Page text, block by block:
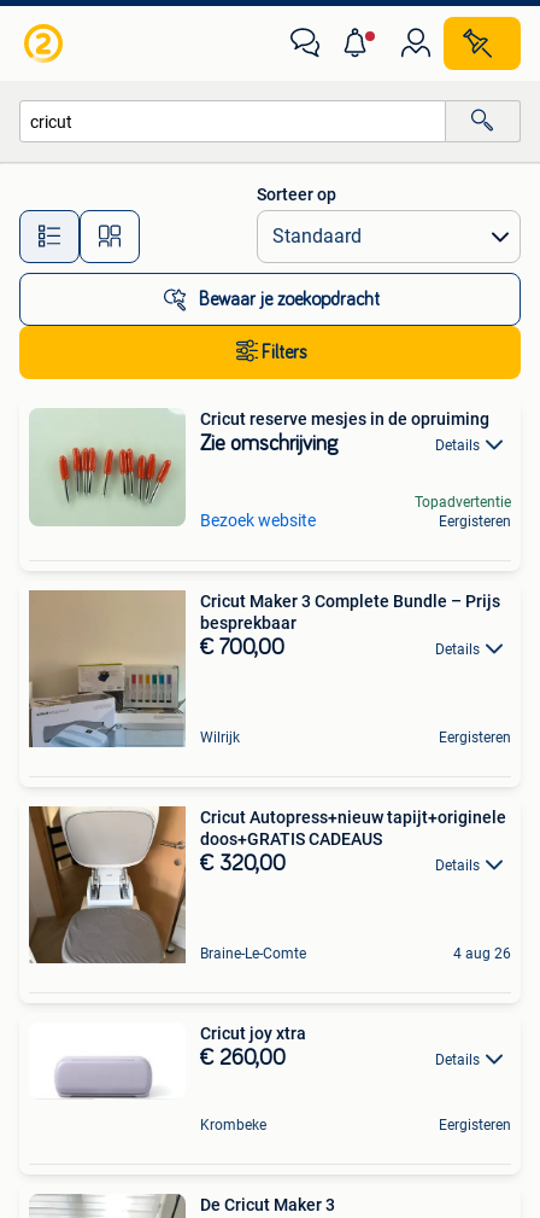
Alle afstanden…
Sorteer op
Bewaar je zoekopdracht
Filters
Cricut reserve mesjes in de opruiming
Zie omschrijving Details
Bezoek website
Topadvertentie
Eergisteren
Cricut Maker 3 Complete Bundle – Prijs
besprekbaar
€ 700,00 Details
Wilrijk Eergisteren
Cricut Autopress+nieuw tapijt+originele
doos+GRATIS CADEAUS
€ 320,00 Details
Braine-Le-Comte 4 aug 26
Cricut joy xtra
€ 260,00 Details
Krombeke Eergisteren
De Cricut Maker 3